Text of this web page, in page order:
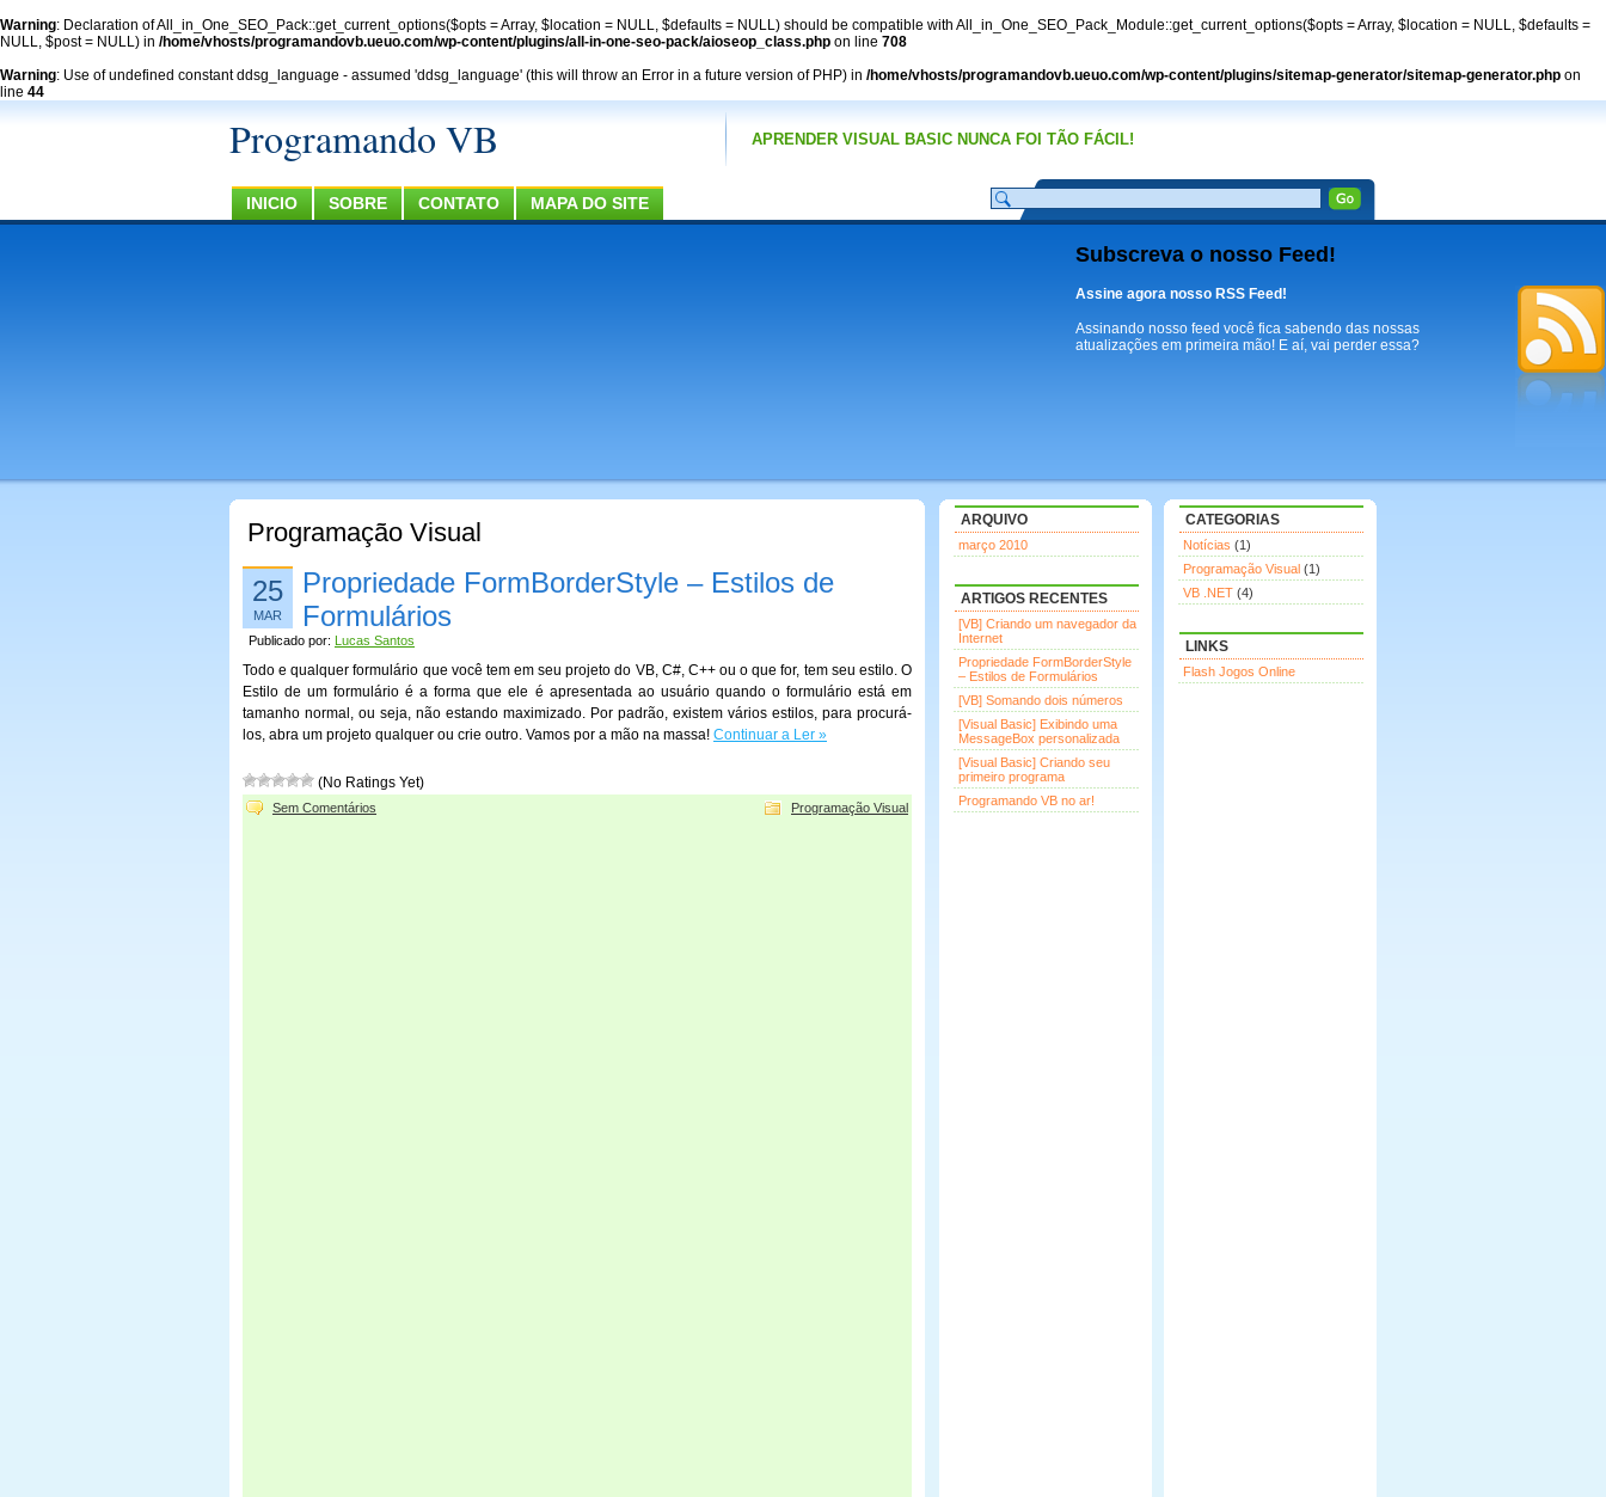
Warning: Declaration of All_in_One_SEO_Pack::get_current_options($opts = Array, $location = NULL, $defaults = NULL) should be compatible with All_in_One_SEO_Pack_Module::get_current_options($opts = Array, $location = NULL, $defaults =
NULL, $post = NULL) in /home/vhosts/programandovb.ueuo.com/wp-content/plugins/all-in-one-seo-pack/aioseop_class.php on line 708
Warning: Use of undefined constant ddsg_language - assumed 'ddsg_language' (this will throw an Error in a future version of PHP) in /home/vhosts/programandovb.ueuo.com/wp-content/plugins/sitemap-generator/sitemap-generator.php on
line 44
Programando VB APRENDER VISUAL BASIC NUNCA FOI TÃO FÁCIL!
INICIO SOBRE CONTATO MAPA DO SITE
Subscreva o nosso Feed!
Assine agora nosso RSS Feed!
Assinando nosso feed você fica sabendo das nossas
atualizações em primeira mão! E aí, vai perder essa?
Programação Visual
25
MAR
Propriedade FormBorderStyle – Estilos de
Formulários
Publicado por: Lucas Santos
Todo e qualquer formulário que você tem em seu projeto do VB, C#, C++ ou o que for, tem seu estilo. O
Estilo de um formulário é a forma que ele é apresentada ao usuário quando o formulário está em
tamanho normal, ou seja, não estando maximizado. Por padrão, existem vários estilos, para procurá-
los, abra um projeto qualquer ou crie outro. Vamos por a mão na massa! Continuar a Ler »
(No Ratings Yet)
Sem Comentários Programação Visual
ARQUIVO
março 2010
ARTIGOS RECENTES
[VB] Criando um navegador da
Internet
Propriedade FormBorderStyle
– Estilos de Formulários
[VB] Somando dois números
[Visual Basic] Exibindo uma
MessageBox personalizada
[Visual Basic] Criando seu
primeiro programa
Programando VB no ar!
CATEGORIAS
Notícias (1)
Programação Visual (1)
VB .NET (4)
LINKS
Flash Jogos Online